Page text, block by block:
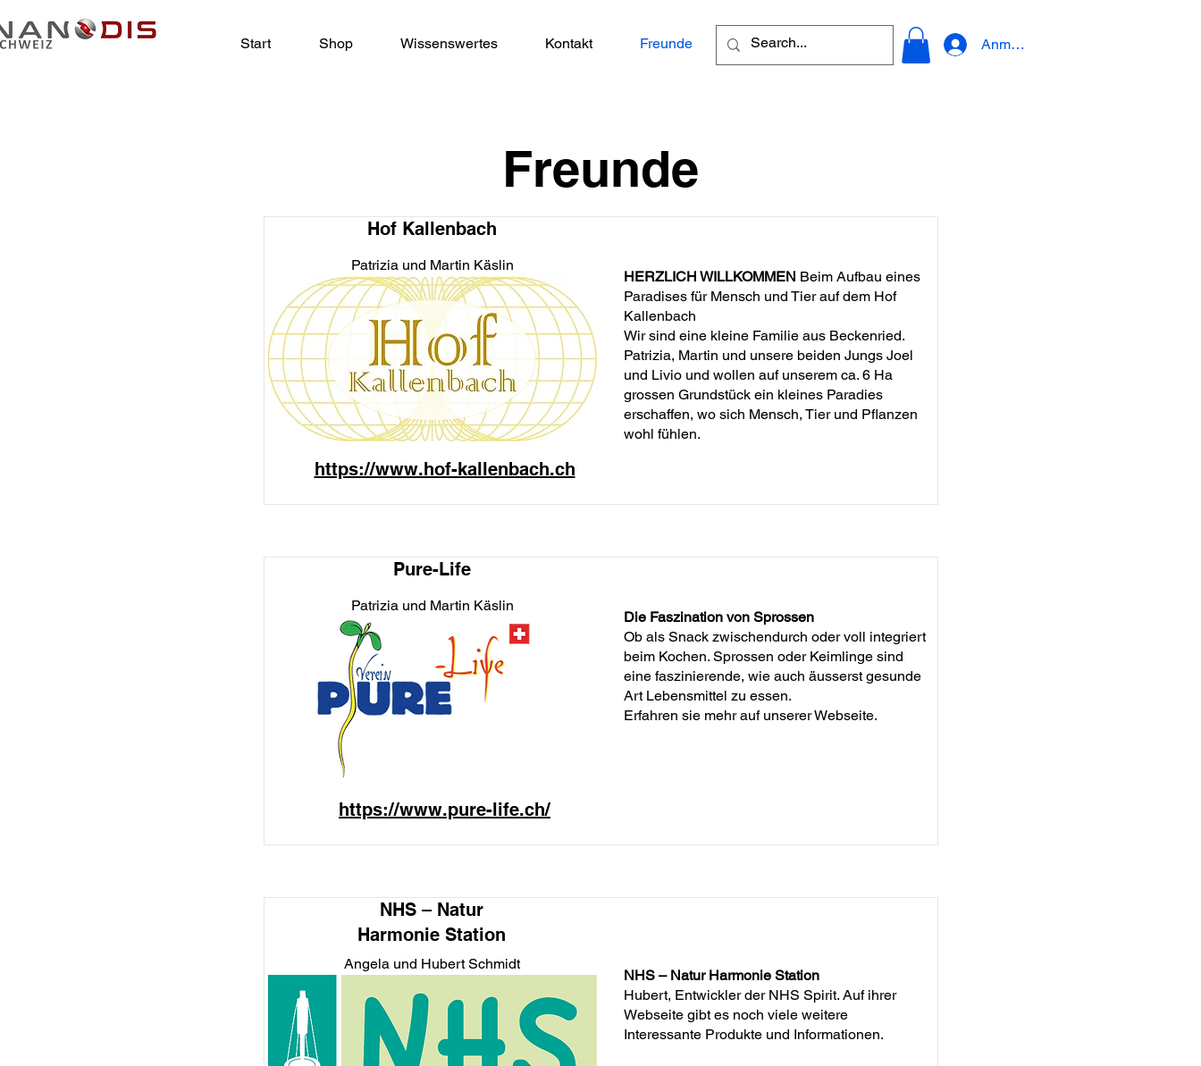
Start Shop Wissenswertes Kontakt Freunde Anmelden
Freunde
Hof Kallenbach
Patrizia und Martin Käslin
HERZLICH WILLKOMMEN Beim Aufbau eines
Paradises für Mensch und Tier auf dem Hof
Kallenbach
Wir sind eine kleine Familie aus Beckenried.
Patrizia, Martin und unsere beiden Jungs Joel
und Livio und wollen auf unserem ca. 6 Ha
grossen Grundstück ein kleines Paradies
erschaffen, wo sich Mensch, Tier und Pflanzen
wohl fühlen.
https://www.hof-kallenbach.ch
Pure-Life
Patrizia und Martin Käslin
Die Faszination von Sprossen
Ob als Snack zwischendurch oder voll integriert
beim Kochen. Sprossen oder Keimlinge sind
eine faszinierende, wie auch äusserst gesunde
Art Lebensmittel zu essen.
Erfahren sie mehr auf unserer Webseite.
https://www.pure-life.ch/
NHS – Natur
Harmonie Station
Angela und Hubert Schmidt
NHS – Natur Harmonie Station
Hubert, Entwickler der NHS Spirit. Auf ihrer
Webseite gibt es noch viele weitere
Interessante Produkte und Informationen.